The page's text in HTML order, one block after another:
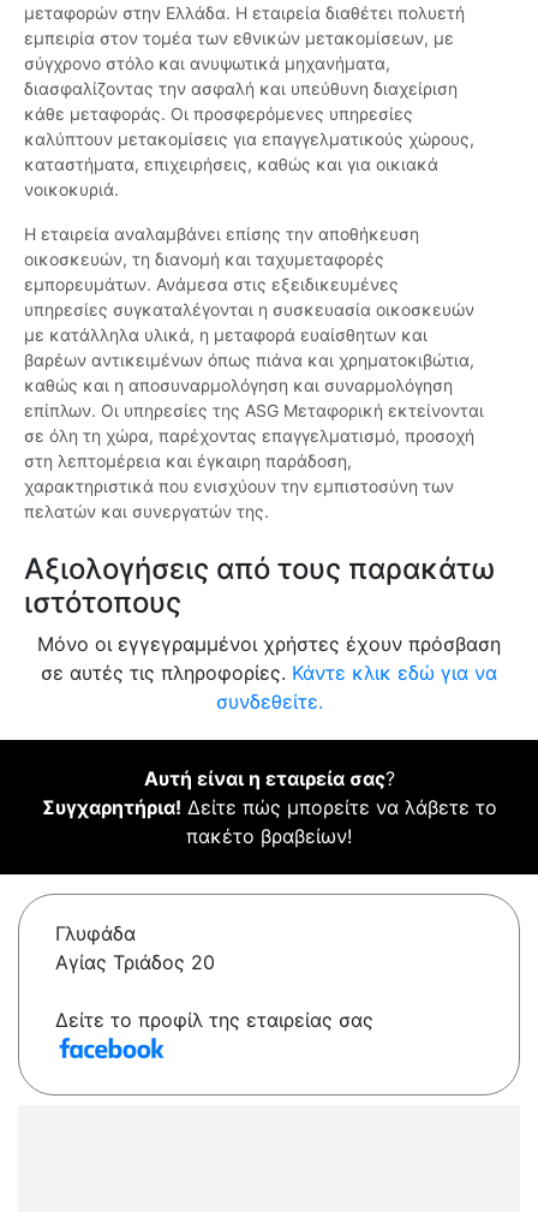
μεταφορών στην Ελλάδα. Η εταιρεία διαθέτει πολυετή
εμπειρία στον τομέα των εθνικών μετακομίσεων, με
σύγχρονο στόλο και ανυψωτικά μηχανήματα,
διασφαλίζοντας την ασφαλή και υπεύθυνη διαχείριση
κάθε μεταφοράς. Οι προσφερόμενες υπηρεσίες
καλύπτουν μετακομίσεις για επαγγελματικούς χώρους,
καταστήματα, επιχειρήσεις, καθώς και για οικιακά
νοικοκυριά.
Η εταιρεία αναλαμβάνει επίσης την αποθήκευση
οικοσκευών, τη διανομή και ταχυμεταφορές
εμπορευμάτων. Ανάμεσα στις εξειδικευμένες
υπηρεσίες συγκαταλέγονται η συσκευασία οικοσκευών
με κατάλληλα υλικά, η μεταφορά ευαίσθητων και
βαρέων αντικειμένων όπως πιάνα και χρηματοκιβώτια,
καθώς και η αποσυναρμολόγηση και συναρμολόγηση
επίπλων. Οι υπηρεσίες της ASG Μεταφορική εκτείνονται
σε όλη τη χώρα, παρέχοντας επαγγελματισμό, προσοχή
στη λεπτομέρεια και έγκαιρη παράδοση,
χαρακτηριστικά που ενισχύουν την εμπιστοσύνη των
πελατών και συνεργατών της.
Αξιολογήσεις από τους παρακάτω
ιστότοπους
Μόνο οι εγγεγραμμένοι χρήστες έχουν πρόσβαση
σε αυτές τις πληροφορίες. Κάντε κλικ εδώ για να
συνδεθείτε.
Αυτή είναι η εταιρεία σας?
Συγχαρητήρια! Δείτε πώς μπορείτε να λάβετε το
πακέτο βραβείων!
Γλυφάδα
Αγίας Τριάδος 20
Δείτε το προφίλ της εταιρείας σας